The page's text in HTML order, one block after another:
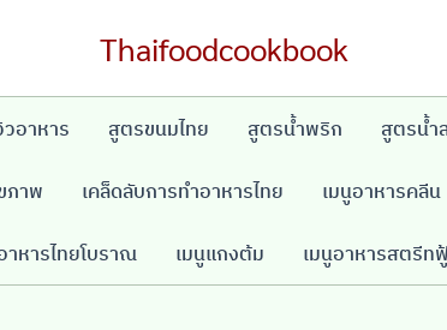
Thaifoodcookbook
วอาหาร สูตรขนมไทย สูตรน้ำพริก สูตรน้ำ
ภาพ เคล็ดลับการทำอาหารไทย เมนูอาหารคลีน
าหารไทยโบราณ เมนูแกงต้ม เมนูอาหารสตรีท